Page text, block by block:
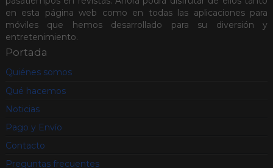
en esta página web como en todas las aplicaciones para
móviles que hemos desarrollado para su diversión y
entretenimiento.
Portada
Quiénes somos
Qué hacemos
Noticias
Pago y Envío
Contacto
Preguntas frecuentes